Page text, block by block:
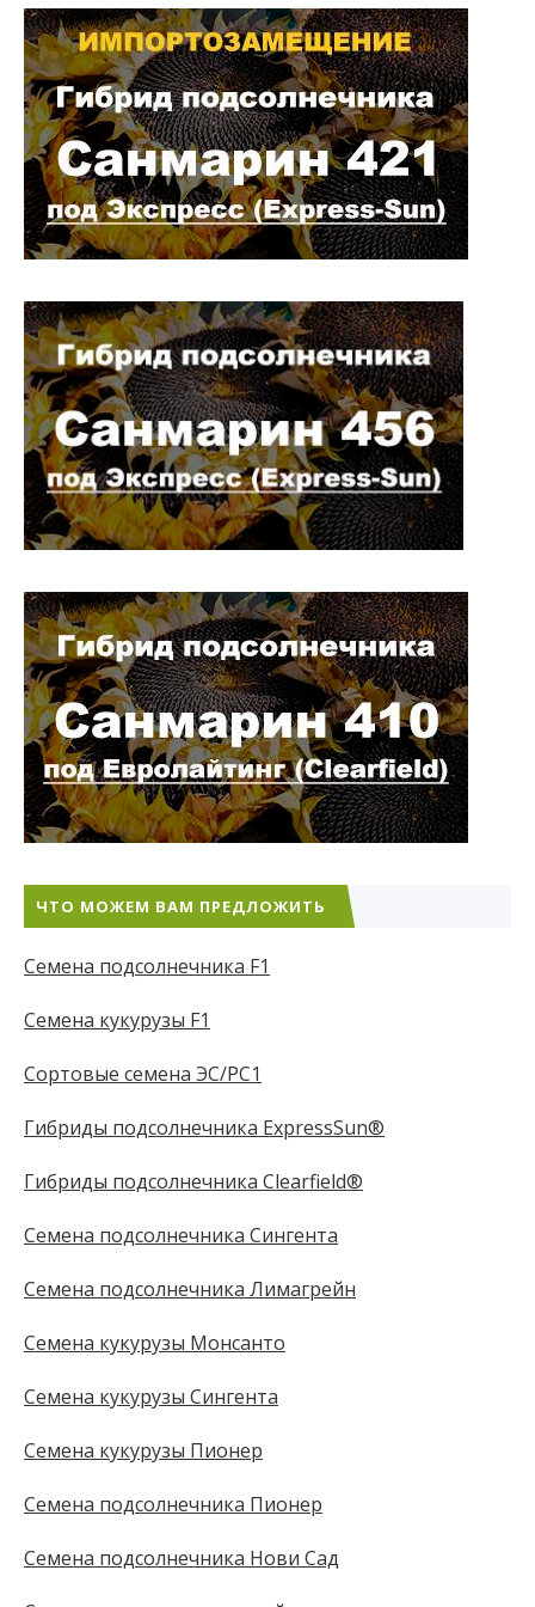
ЧТО МОЖЕМ ВАМ ПРЕДЛОЖИТЬ
Семена подсолнечника F1
Семена кукурузы F1
Сортовые семена ЭС/РС1
Гибриды подсолнечника ExpressSun®
Гибриды подсолнечника Clearfield®
Семена подсолнечника Сингента
Семена подсолнечника Лимагрейн
Семена кукурузы Монсанто
Семена кукурузы Сингента
Семена кукурузы Пионер
Семена подсолнечника Пионер
Семена подсолнечника Нови Сад